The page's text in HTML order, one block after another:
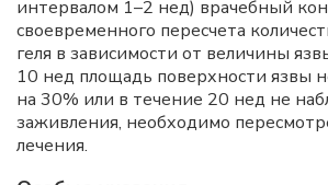
интервалом 1–2 нед) врачебный
своевременного пересчета
геля в зависимости от величины
10 нед площадь поверхности язвы
на 30% или в течение 20 нед не
заживления, необходимо
лечения.